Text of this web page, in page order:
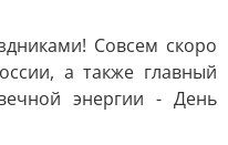
Совсем скоро
а также главный
энергии - День